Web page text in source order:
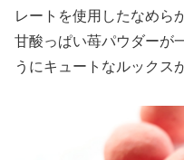
レートを使用したなめら
甘酸っぱい苺パウダーが
うにキュートなルックス